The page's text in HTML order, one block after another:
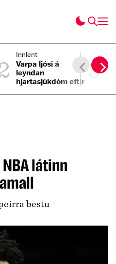
Innlent
Varpa ljósi á
leyndan
hjartasjúkdóm eftir 3
látinn
bestu